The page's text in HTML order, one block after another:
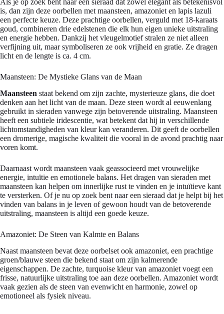
Als je op zoek bent naar een sieraad dat zowel elegant als betekenisvol
is, dan zijn deze oorbellen met maansteen, amazoniet en lapis lazuli
een perfecte keuze. Deze prachtige oorbellen, verguld met 18-karaats
goud, combineren drie edelstenen die elk hun eigen unieke uitstraling
en energie hebben. Dankzij het vleugelmotief stralen ze niet alleen
verfijning uit, maar symboliseren ze ook vrijheid en gratie. Ze dragen
licht en de lengte is ca. 4 cm.
Maansteen: De Mystieke Glans van de Maan
Maansteen staat bekend om zijn zachte, mysterieuze glans, die doet
denken aan het licht van de maan. Deze steen wordt al eeuwenlang
gebruikt in sieraden vanwege zijn betoverende uitstraling. Maansteen
heeft een subtiele iridescentie, wat betekent dat hij in verschillende
lichtomstandigheden van kleur kan veranderen. Dit geeft de oorbellen
een dromerige, magische kwaliteit die vooral in de avond prachtig naar
voren komt.
Daarnaast wordt maansteen vaak geassocieerd met vrouwelijke
energie, intuïtie en emotionele balans. Het dragen van sieraden met
maansteen kan helpen om innerlijke rust te vinden en je intuïtieve kant
te versterken. Of je nu op zoek bent naar een sieraad dat je helpt bij het
vinden van balans in je leven of gewoon houdt van de betoverende
uitstraling, maansteen is altijd een goede keuze.
Amazoniet: De Steen van Kalmte en Balans
Naast maansteen bevat deze oorbelset ook amazoniet, een prachtige
groen/blauwe steen die bekend staat om zijn kalmerende
eigenschappen. De zachte, turquoise kleur van amazoniet voegt een
frisse, natuurlijke uitstraling toe aan deze oorbellen. Amazoniet wordt
vaak gezien als de steen van evenwicht en harmonie, zowel op
emotioneel als fysiek niveau.